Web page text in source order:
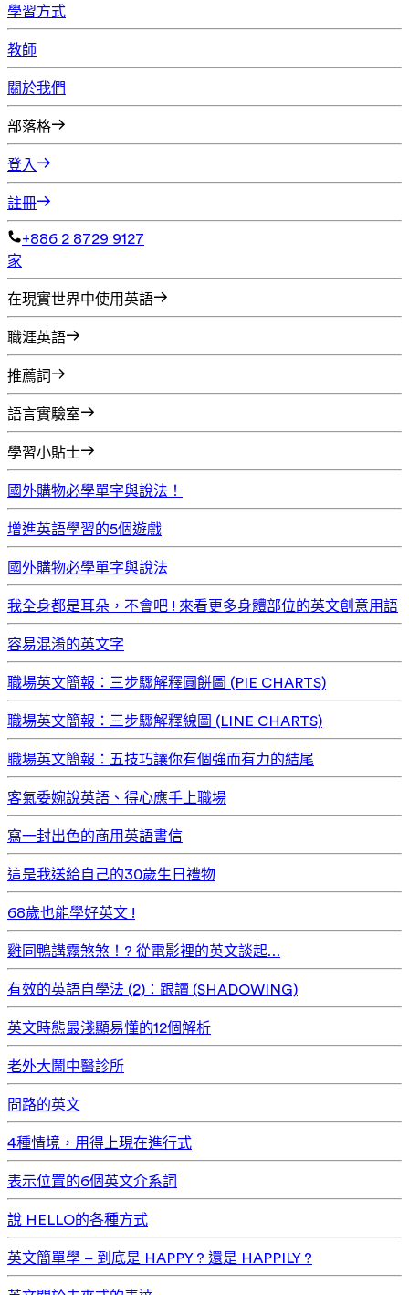
學習方式
教師
關於我們
部落格
登入
註冊
+886 2 8729 9127
家
在現實世界中使用英語
職涯英語
推薦詞
語言實驗室
學習小貼士
國外購物必學單字與說法！
增進英語學習的5個遊戲
國外購物必學單字與說法
我全身都是耳朵，不會吧 ! 來看更多身體部位的英文創意用語
容易混淆的英文字
職場英文簡報：三步驟解釋圓餅圖 (PIE CHARTS)
職場英文簡報：三步驟解釋線圖 (LINE CHARTS)
職場英文簡報：五技巧讓你有個強而有力的結尾
客氣委婉說英語、得心應手上職場
寫一封出色的商用英語書信
這是我送給自己的30歲生日禮物
68歲也能學好英文 !
雞同鴨講霧煞煞！? 從電影裡的英文談起…
有效的英語自學法 (2)：跟讀 (SHADOWING)
英文時態最淺顯易懂的12個解析
老外大鬧中醫診所
問路的英文
4種情境，用得上現在進行式
表示位置的6個英文介系詞
說 HELLO的各種方式
英文簡單學 – 到底是 HAPPY ? 還是 HAPPILY ?